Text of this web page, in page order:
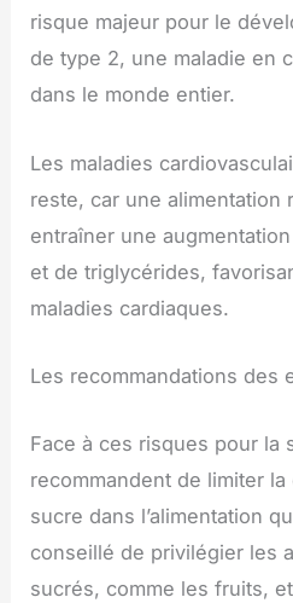
risque majeur pour le
de type 2, une maladie en
dans le monde entier.
Les maladies
reste, car une alimentation
entraîner une
et de triglycérides,
maladies cardiaques.
Les recommandations des
Face à ces risques pour la
recommandent de limiter
sucre dans l’alimentation
conseillé de privilégier les
sucrés, comme les fruits,